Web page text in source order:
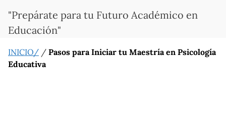
"Prepárate para tu Futuro Académico en
Educación"
INICIO/ / Pasos para Iniciar tu Maestría en Psicología
Educativa